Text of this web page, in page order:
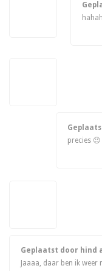
precies
Geplaatst door hind
Jaaaa, daar ben ik